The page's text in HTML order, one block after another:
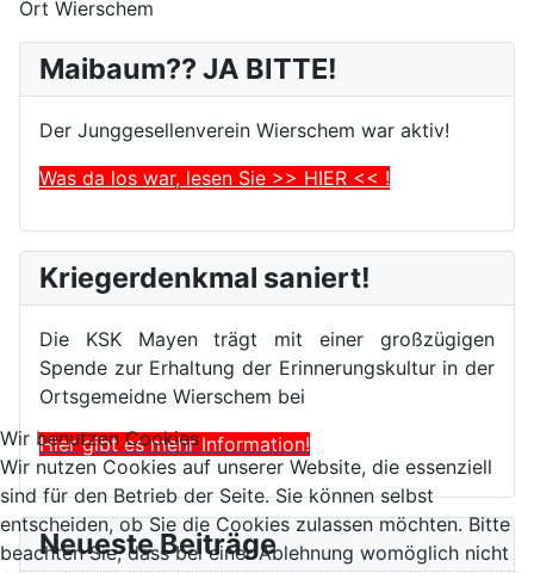
Maibaum?? JA BITTE!
Der Junggesellenverein Wierschem war aktiv!
Was da los war, lesen Sie >> HIER << !
Kriegerdenkmal saniert!
Die KSK Mayen trägt mit einer großzügigen
Spende zur Erhaltung der Erinnerungskultur in der
Ortsgemeidne Wierschem bei
Hier gibt es mehr Information!
Neueste Beiträge
Ort Wierschem
Wir benutzen Cookies
Wir nutzen Cookies auf unserer Website, die essenziell
sind für den Betrieb der Seite. Sie können selbst
entscheiden, ob Sie die Cookies zulassen möchten. Bitte
beachten Sie, dass bei einer Ablehnung womöglich nicht